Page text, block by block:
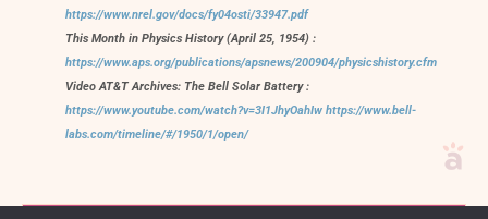
https://www.nrel.gov/docs/fy04osti/33947.pdf
This Month in Physics History (April 25, 1954) :
https://www.aps.org/publications/apsnews/200904/physicshistory.cfm
Video AT&T Archives: The Bell Solar Battery :
https://www.youtube.com/watch?v=3I1JhyOahIw https://www.bell-
labs.com/timeline/#/1950/1/open/